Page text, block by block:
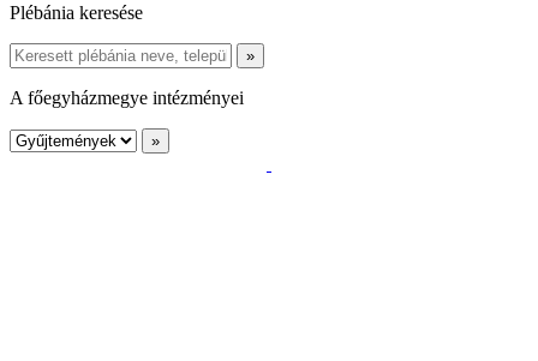
Plébánia keresése
A főegyházmegye intézményei